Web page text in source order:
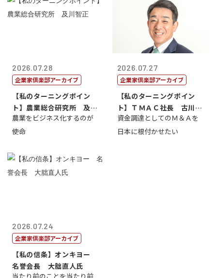
2026.07.28
企業家倶楽部アーカイブ
【私のターニングポイン
ト】農業総合研究所 及川
智正
農業をビジネス化するのが
使命
2026.07.27
企業家倶楽部アーカイブ
【私のターニングポイン
ト】ＴＭＡＣ社長 古川英
一
資金調達としてのＭ＆Ａを
日本に根付かせたい
2026.07.24
企業家倶楽部アーカイブ
【私の信条】オンキヨー
名誉会長 大朏直人氏
当たり前のことを当たり前